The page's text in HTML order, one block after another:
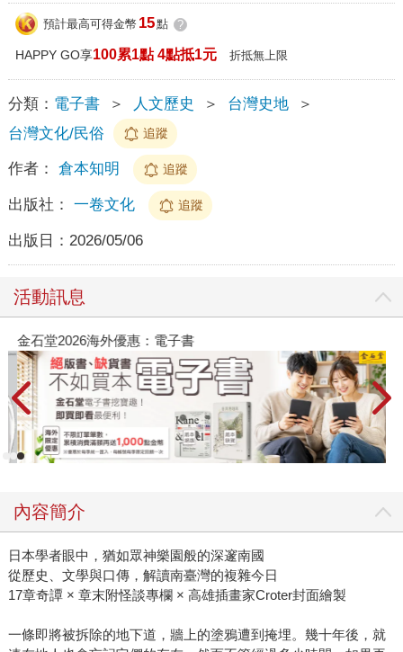
預計最高可得金幣 15點 ?
HAPPY GO享100累1點 4點抵1元 折抵無上限
分類： 電子書 ＞ 人文歷史 ＞ 台灣史地
＞
台灣文化/民俗
追蹤
作者： 倉本知明 追蹤
出版社： 一卷文化 追蹤
出版日： 2026/05/06
活動訊息
金石堂2026海外優惠：電子書
內容簡介
日本學者眼中，猶如眾神樂園般的深邃南國
從歷史、文學與口傳，解讀南臺灣的複雜今日
17章奇譚 × 章末附怪談專欄 × 高雄插畫家Croter封面繪製
一條即將被拆除的地下道，牆上的塗鴉遭到掩埋。幾十年後，就